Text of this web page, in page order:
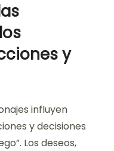
y
influyen
y decisiones
Los deseos,